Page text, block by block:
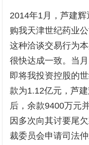
2014年1月，芦建
购我天津世纪药业
这种洽谈交易行为
很快达成一致。当
即将我投资控股的
款为1.12亿元，芦
后，余款9400万元
因多次向其讨要尾
裁委员会申请司法